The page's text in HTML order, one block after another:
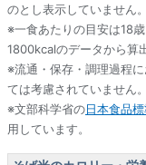
のとし表示していません。
※一食あたりの目安は18
1800kcalのデータから算
※流通・保存・調理過程
ては考慮されていません。
※文部科学省の日本食品
用しています。